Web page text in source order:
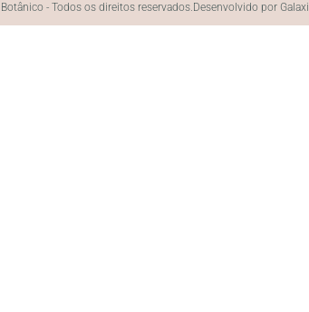
- Todos os direitos reservados.Desenvolvido por